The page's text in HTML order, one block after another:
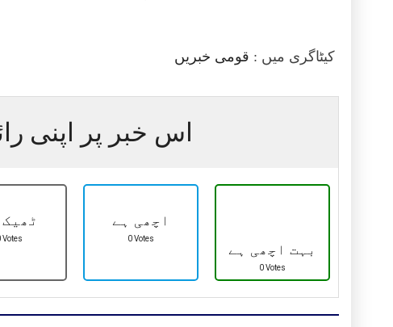
کیٹاگری میں : قومی خبریں
اس خبر پر اپنی
Votes
اچھی ہے
0 Votes
بہت اچھی ہے
0 Votes